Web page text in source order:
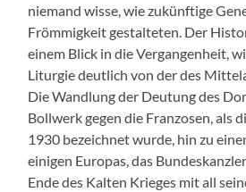
niemand wisse, wie zukünftige
Frömmigkeit gestalteten. Der
einem Blick in die Vergangenheit,
Liturgie deutlich von der des
Die Wandlung der Deutung des
Bollwerk gegen die Franzosen, als
1930 bezeichnet wurde, hin zu
einigen Europas, das
Ende des Kalten Krieges mit all